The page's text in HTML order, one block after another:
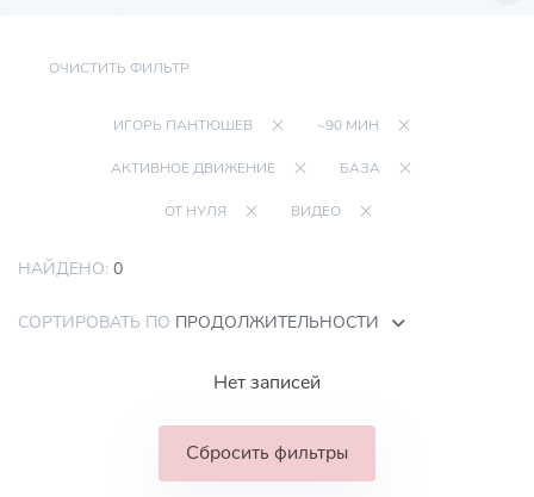
ОЧИСТИТЬ ФИЛЬТР
ИГОРЬ ПАНТЮШЕВ ~90 МИН
АКТИВНОЕ ДВИЖЕНИЕ БАЗА
ОТ НУЛЯ ВИДЕО
НАЙДЕНО: 0
СОРТИРОВАТЬ ПО ПРОДОЛЖИТЕЛЬНОСТИ
Нет записей
Сбросить фильтры